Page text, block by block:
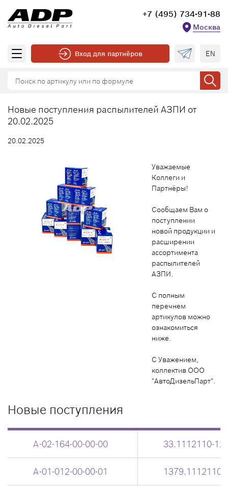
+7 (495) 734-91-88
Москва
Вход для партнёров EN
Новые поступления распылителей АЗПИ от
20.02.2025
20.02.2025
Уважаемые
Коллеги и
Партнёры!
Сообщаем Вам о
поступлении
новой продукции и
расширении
ассортимента
распылителей
АЗПИ.
С полным
перечнем
артикулов можно
ознакомиться
ниже.
С Уважением,
коллектив ООО
"АвтоДизельПарт".
Новые поступления
А-02-164-00-00-00 33.1112110-
А-01-012-00-00-01